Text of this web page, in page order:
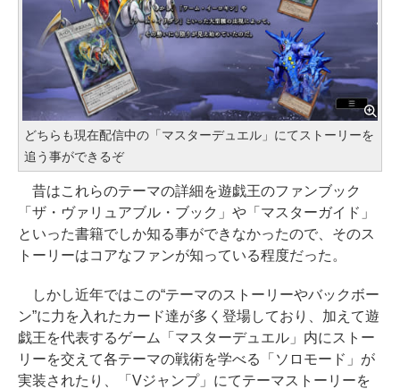
どちらも現在配信中の「マスターデュエル」にてストーリーを
追う事ができるぞ
昔はこれらのテーマの詳細を遊戯王のファンブック
「ザ・ヴァリュアブル・ブック」や「マスターガイド」
といった書籍でしか知る事ができなかったので、そのス
トーリーはコアなファンが知っている程度だった。
しかし近年ではこの“テーマのストーリーやバックボー
ン”に力を入れたカード達が多く登場しており、加えて遊
戯王を代表するゲーム「マスターデュエル」内にストー
リーを交えて各テーマの戦術を学べる「ソロモード」が
実装されたり、「Vジャンプ」にてテーマストーリーを